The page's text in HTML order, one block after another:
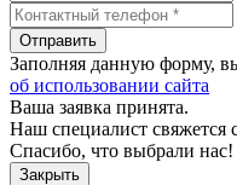
Отправить
Заполняя данную форму,
об использовании сайта
Ваша заявка принята.
Наш специалист свяжется
Спасибо, что выбрали нас!
Закрыть